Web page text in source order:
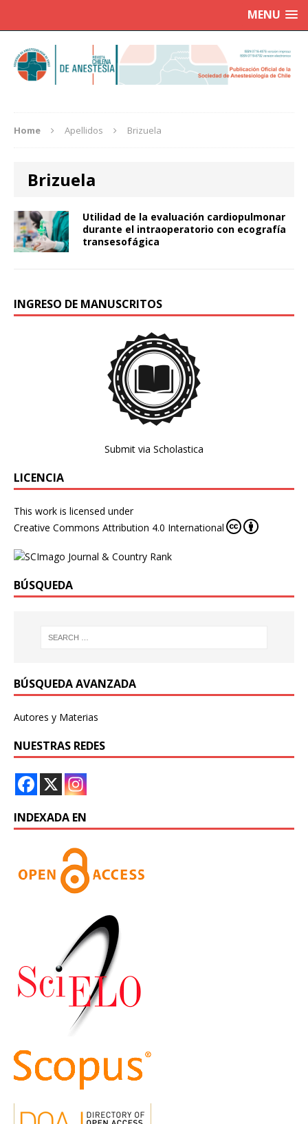
MENU
Home Apellidos Brizuela
Brizuela
Utilidad de la evaluación cardiopulmonar
durante el intraoperatorio con ecografía
transesofágica
INGRESO DE MANUSCRITOS
Submit via Scholastica
LICENCIA
This work is licensed under
Creative Commons Attribution 4.0 International
BÚSQUEDA
BÚSQUEDA AVANZADA
Autores y Materias
NUESTRAS REDES
INDEXADA EN